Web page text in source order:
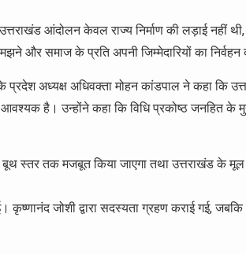
आंदोलन केवल राज्य निर्माण की लड़ाई नहीं
और समाज के प्रति अपनी जिम्मेदारियों का निर्वहन
अध्यक्ष अधिवक्ता मोहन कांडपाल ने कहा कि
है। उन्होंने कहा कि विधि प्रकोष्ठ जनहित के
बूथ स्तर तक मजबूत किया जाएगा तथा उत्तराखंड के
कृष्णानंद जोशी द्वारा सदस्यता ग्रहण कराई गई,